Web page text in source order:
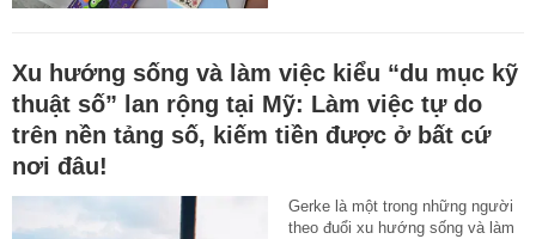
Xu hướng sống và làm việc kiểu “du mục kỹ
thuật số” lan rộng tại Mỹ: Làm việc tự do
trên nền tảng số, kiếm tiền được ở bất cứ
nơi đâu!
Gerke là một trong những người
theo đuổi xu hướng sống và làm